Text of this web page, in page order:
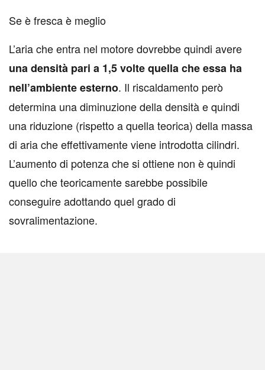
Se è fresca è meglio
L’aria che entra nel motore dovrebbe quindi avere
una densità pari a 1,5 volte quella che essa ha
nell’ambiente esterno. Il riscaldamento però
determina una diminuzione della densità e quindi
una riduzione (rispetto a quella teorica) della massa
di aria che effettivamente viene introdotta cilindri.
L’aumento di potenza che si ottiene non è quindi
quello che teoricamente sarebbe possibile
conseguire adottando quel grado di
sovralimentazione.